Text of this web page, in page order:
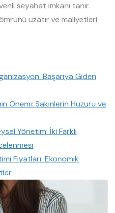
seyahat imkanı tanır.
uzatır ve maliyetleri
Başarıya Giden
Önemi: Sakinlerin Huzuru ve
Yönetim: İki Farklı
Fiyatları: Ekonomik